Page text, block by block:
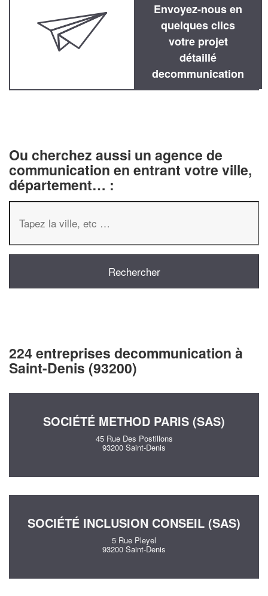
Envoyez-nous en
quelques clics
votre projet
détaillé
decommunication
Ou cherchez aussi un agence de
communication en entrant votre ville,
département… :
224 entreprises decommunication à
Saint-Denis (93200)
SOCIÉTÉ METHOD PARIS (SAS)
45 Rue Des Postillons
93200 Saint-Denis
SOCIÉTÉ INCLUSION CONSEIL (SAS)
5 Rue Pleyel
93200 Saint-Denis